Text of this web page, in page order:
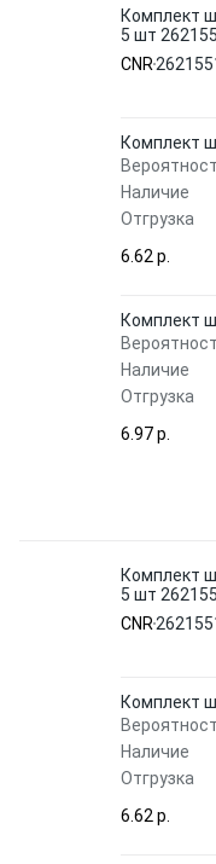
Комплект
5 шт
CNR
Комплект
Наличие
Отгрузка
6.62 p.
Комплект
Наличие
Отгрузка
6.97 p.
Комплект
5 шт
CNR
Комплект
Наличие
Отгрузка
6.62 p.